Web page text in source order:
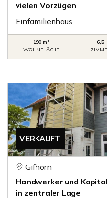
vielen Vorzügen
Einfamilienhaus
190 m²
WOHNFLÄCHE
6,5
VERKAUFT
Gifhorn
Handwerker und
in zentraler Lage